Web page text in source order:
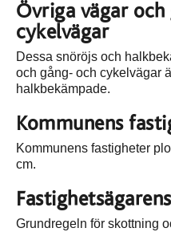
Övriga vägar och
cykelvägar
Dessa snöröjs och
och gång- och cykelvägar
halkbekämpade.
Kommunens
Kommunens fastigheter
cm.
Grundregeln för skottning